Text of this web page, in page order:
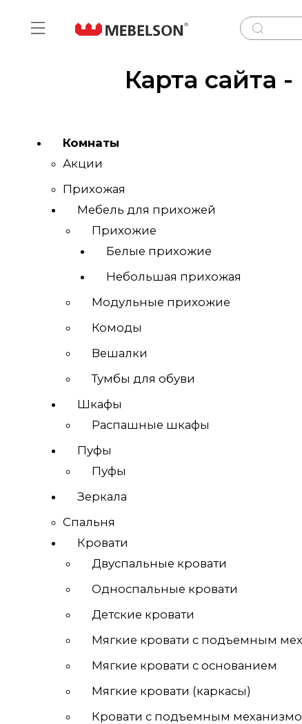
Карта сайта
Комнаты
Акции
Прихожая
Мебель для прихожей
Прихожие
Белые прихожие
Небольшая прихожая
Модульные прихожие
Комоды
Вешалки
Тумбы для обуви
Шкафы
Распашные шкафы
Пуфы
Пуфы
Зеркала
Спальня
Кровати
Двуспальные кровати
Односпальные кровати
Детские кровати
Мягкие кровати с подъемным
Мягкие кровати с основанием
Мягкие кровати (каркасы)
Кровати с подъемным